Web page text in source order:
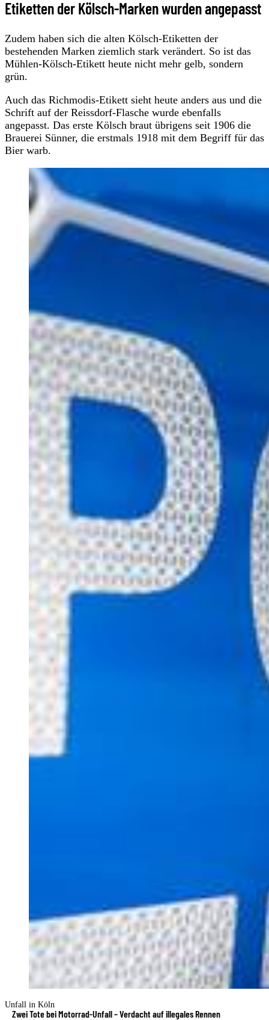
Etiketten der Kölsch-Marken wurden angepasst
Zudem haben sich die alten Kölsch-Etiketten der
bestehenden Marken ziemlich stark verändert. So ist das
Mühlen-Kölsch-Etikett heute nicht mehr gelb, sondern
grün.
Auch das Richmodis-Etikett sieht heute anders aus und die
Schrift auf der Reissdorf-Flasche wurde ebenfalls
angepasst. Das erste Kölsch braut übrigens seit 1906 die
Brauerei Sünner, die erstmals 1918 mit dem Begriff für das
Bier warb.
Unfall in Köln
Zwei Tote bei Motorrad-Unfall – Verdacht auf illegales Rennen